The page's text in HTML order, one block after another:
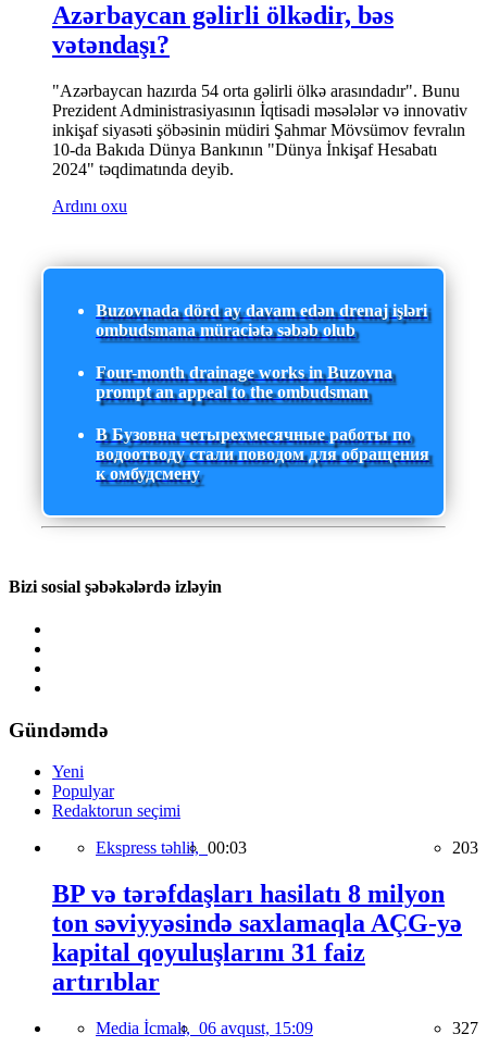
Azərbaycan gəlirli ölkədir, bəs
vətəndaşı?
"Azərbaycan hazırda 54 orta gəlirli ölkə arasındadır". Bunu
Prezident Administrasiyasının İqtisadi məsələlər və innovativ
inkişaf siyasəti şöbəsinin müdiri Şahmar Mövsümov fevralın
10-da Bakıda Dünya Bankının "Dünya İnkişaf Hesabatı
2024" təqdimatında deyib.
Ardını oxu
Buzovnada dörd ay davam edən drenaj işləri
ombudsmana müraciətə səbəb olub
Four-month drainage works in Buzovna
prompt an appeal to the ombudsman
В Бузовна четырехмесячные работы по
водоотводу стали поводом для обращения
к омбудсмену
Bizi sosial şəbəkələrdə izləyin
Gündəmdə
Yeni
Populyar
Redaktorun seçimi
Ekspress təhlil, 00:03 203
BP və tərəfdaşları hasilatı 8 milyon
ton səviyyəsində saxlamaqla AÇG-yə
kapital qoyuluşlarını 31 faiz
artırıblar
Media İcmalı, 06 avqust, 15:09 327